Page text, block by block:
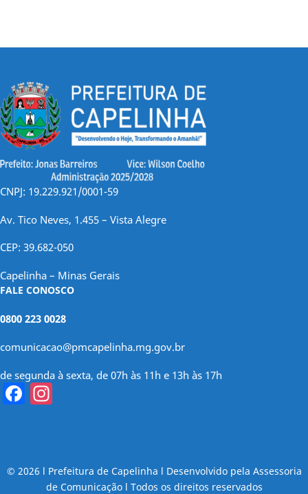
CNPJ: 19.229.921/0001-59
Av. Tico Neves, 1.455 – Vista Alegre
CEP: 39.682-050
Capelinha – Minas Gerais
FALE CONOSCO
0800 223 0028
comunicacao@pmcapelinha.mg.gov.br
de segunda à sexta, de 07h às 11h e 13h às 17h
Facebook
© 2026 l Prefeitura de Capelinha l Desenvolvido pela Assessoria
de Comunicação l Todos os direitos reservados